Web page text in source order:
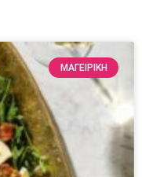
ΜΑΓΕΙΡΙΚΗ